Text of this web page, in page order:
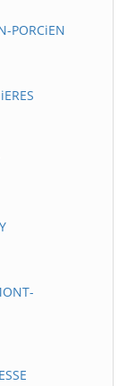
PORCiEN